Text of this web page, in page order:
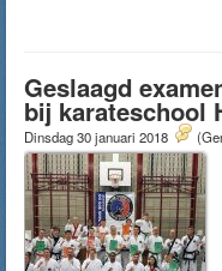
Geslaagd
bij karateschool
Dinsdag 30 januari 2018